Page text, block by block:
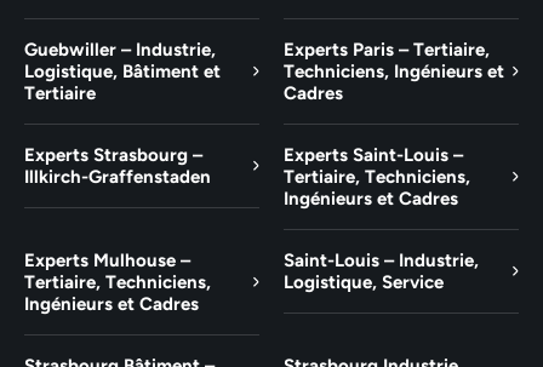
Guebwiller – Industrie,
Logistique, Bâtiment et
Tertiaire
Experts Paris – Tertiaire,
Techniciens, Ingénieurs et
Cadres
Experts Strasbourg –
Illkirch-Graffenstaden
Experts Saint-Louis –
Tertiaire, Techniciens,
Ingénieurs et Cadres
Experts Mulhouse –
Tertiaire, Techniciens,
Ingénieurs et Cadres
Saint-Louis – Industrie,
Logistique, Service